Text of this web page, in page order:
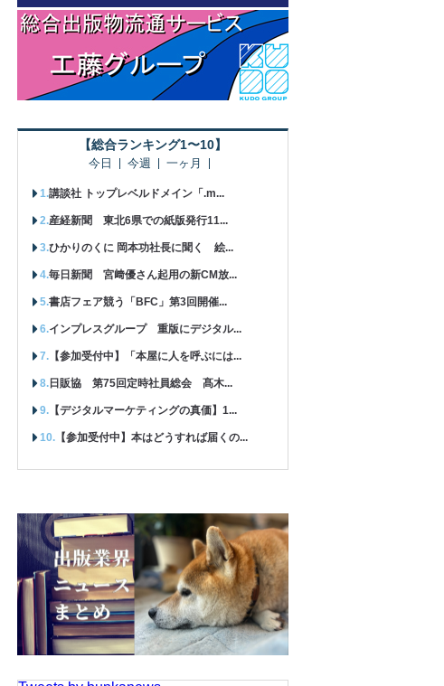
【総合ランキング1〜10】
今日 今週 一ヶ月
講談社 トップレベルドメイン「.m...
産経新聞 東北6県での紙版発行11...
ひかりのくに 岡本功社長に聞く 絵...
毎日新聞 宮﨑優さん起用の新CM放...
書店フェア競う「BFC」第3回開催...
インプレスグループ 重版にデジタル...
【参加受付中】「本屋に人を呼ぶには...
日販協 第75回定時社員総会 髙木...
【デジタルマーケティングの真価】1...
【参加受付中】本はどうすれば届くの...